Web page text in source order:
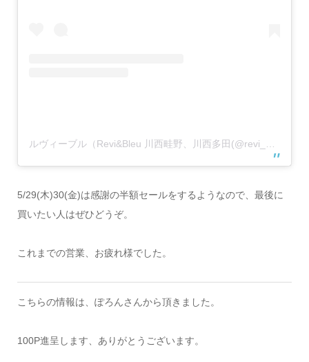
5/29(木)30(金)は感謝の半額セールをするようなので、最後に
買いたい人はぜひどうぞ。
これまでの営業、お疲れ様でした。
こちらの情報は、ぽろんさんから頂きました。
100P進呈します、ありがとうございます。